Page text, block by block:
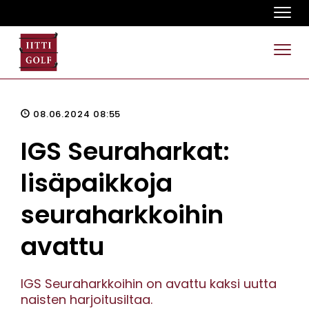
08.06.2024 08:55
IGS Seuraharkat:
lisäpaikkoja
seuraharkkoihin
avattu
IGS Seuraharkkoihin on avattu kaksi uutta
naisten harjoitusiltaa.